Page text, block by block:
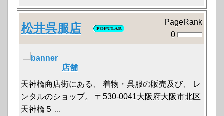
松井呉服店
PageRank
0
店舗
天神橋商店街にある、 着物・呉服の販売及び、 レ
ンタルのショップ。 〒530-0041大阪府大阪市北区
天神橋５ ...